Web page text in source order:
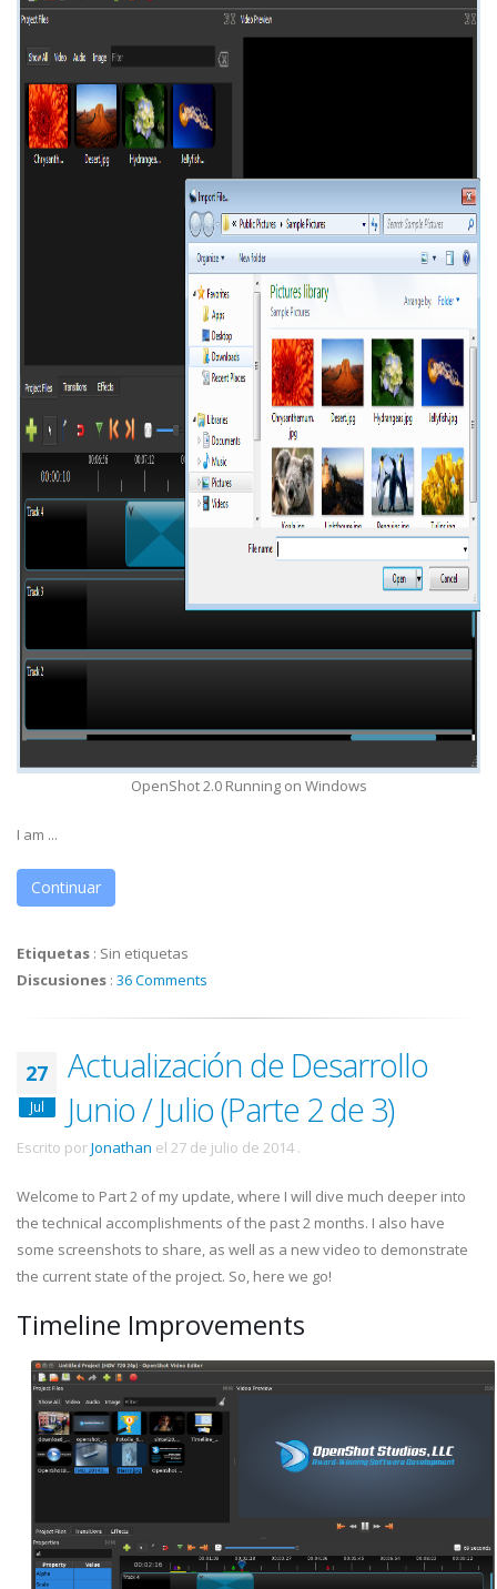
OpenShot 2.0 Running on Windows
I am ...
Continuar
Etiquetas : Sin etiquetas
Discusiones : 36 Comments
27
Jul
Actualización de Desarrollo
Junio / Julio (Parte 2 de 3)
Escrito porJonathan el 27 de julio de 2014 .
Welcome to Part 2 of my update, where I will dive much deeper into
the technical accomplishments of the past 2 months. I also have
some screenshots to share, as well as a new video to demonstrate
the current state of the project. So, here we go!
Timeline Improvements